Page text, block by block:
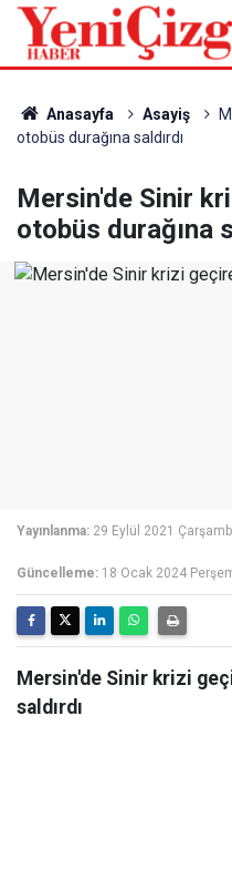
Anasayfa Asayiş
otobüs durağına saldırdı
Mersin'de Sinir
otobüs durağına
Yayınlanma: 29 Eylül 2021
Güncelleme: 18 Ocak 2024
Mersin'de Sinir krizi
saldırdı